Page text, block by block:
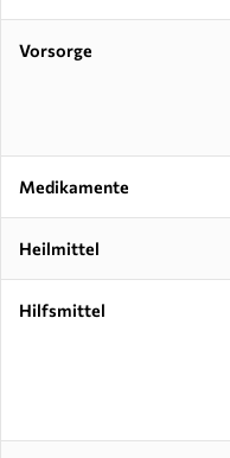
Vorsorge
Medikamente
Heilmittel
Hilfsmittel